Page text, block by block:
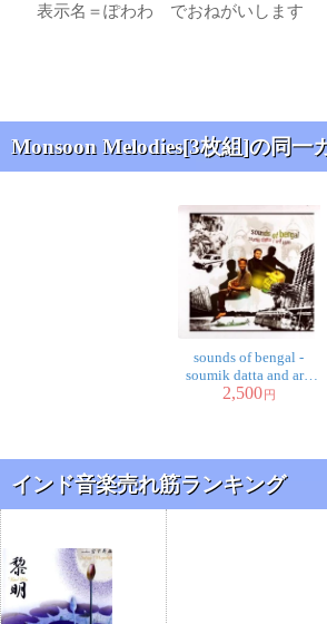
表示名＝ぽわわ でおねがいします
Monsoon Melodies[3枚組]の同一
sounds of bengal -
soumik datta and arif
khan[CD]
2,500円
インド音楽売れ筋ランキング